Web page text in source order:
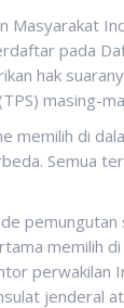
Masyarakat
pada
hak
masing-
memilih di
Semua
pemungutan
memilih di
perwakilan
jenderal